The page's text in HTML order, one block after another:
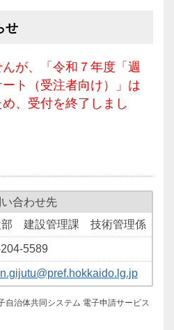
せ
が、「令和７年度「週
ト（受注者向け）」は
、受付を終了しまし
合わせ先
部 建設管理課 技術管理係
5589
自治体共同システム 電子申請サービス